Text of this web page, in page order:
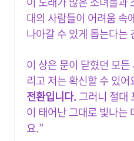
대의 사람들이 어려움 속
나아갈 수 있게 돕는다는
이 상은 문이 닫혔던 모
리고 저는 확신할 수 있
전환입니다. 그러니 절대
이 태어난 그대로 빛나는
요.”